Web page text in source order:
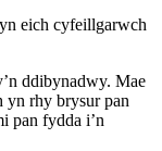
eich cyfeillgarwch
ddibynadwy. Mae
rhy brysur pan
pan fydda i’n